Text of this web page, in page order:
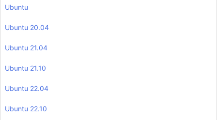
Ubuntu
Ubuntu 20.04
Ubuntu 21.04
Ubuntu 21.10
Ubuntu 22.04
Ubuntu 22.10